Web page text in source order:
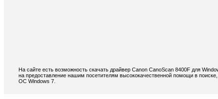
На сайте есть возможность скачать драйвер Canon CanoScan 8400F для
на предоставление нашим посетителям высококачественной помощи в
ОС Windows 7.